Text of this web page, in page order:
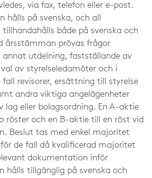
via fax, telefon eller e-post.
hålls på svenska, och all
både på svenska och
årsstämman prövas frågor
annat utdelning, fastställande av
av styrelseledamöter och i
revisorer, ersättning till styrelse
andra viktiga angelägenheter
lag eller bolagsordning. En A-aktie
röster och en B-aktie till en röst vid
Beslut tas med enkel majoritet
de fall då kvalificerad majoritet
dokumentation inför
hålls tillgänglig på svenska och